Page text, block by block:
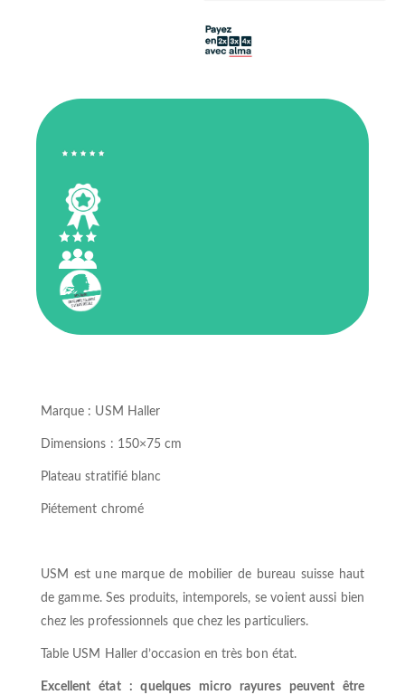
Marque : USM Haller
Dimensions : 150×75 cm
Plateau stratifié blanc
Piétement chromé
USM est une marque de mobilier de bureau suisse haut
de gamme. Ses produits, intemporels, se voient aussi bien
chez les professionnels que chez les particuliers.
Table USM Haller d’occasion en très bon état.
Excellent état : quelques micro rayures peuvent être